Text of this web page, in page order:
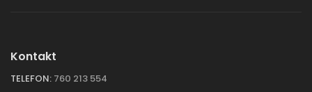
Kontakt
TELEFON: 760 213 554